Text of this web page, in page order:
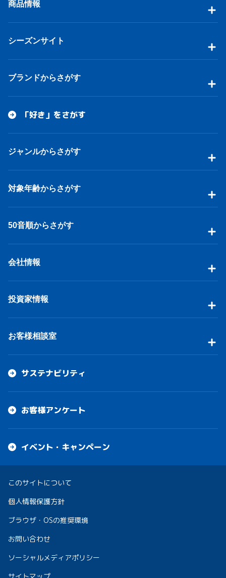
商品情報
シーズンサイト
ブランドからさがす
「好き」をさがす
ジャンルからさがす
対象年齢からさがす
50音順からさがす
会社情報
投資家情報
お客様相談室
サステナビリティ
お客様アンケート
イベント・キャンペーン
このサイトについて
個人情報保護方針
ブラウザ・OSの推奨環境
お問い合わせ
ソーシャルメディアポリシー
サイトマップ